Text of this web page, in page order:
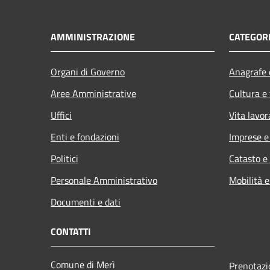
AMMINISTRAZIONE
Organi di Governo
Aree Amministrative
Uffici
Enti e fondazioni
Politici
Personale Amministrativo
Documenti e dati
Cultura
Vita
Imprese
Catasto
Mobilità
CONTATTI
Comune di Merì